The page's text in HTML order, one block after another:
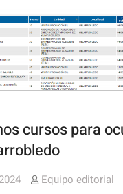
cursos para
Equipo editorial